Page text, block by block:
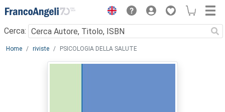
Menu
Cerca:
Main content
Home riviste PSICOLOGIA DELLA SALUTE